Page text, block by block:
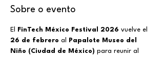
Sobre o evento
El FinTech México Festival 2026 vuelve el
26 de febrero al
Papalote Museo del
Niño (Ciudad de México) para reunir al